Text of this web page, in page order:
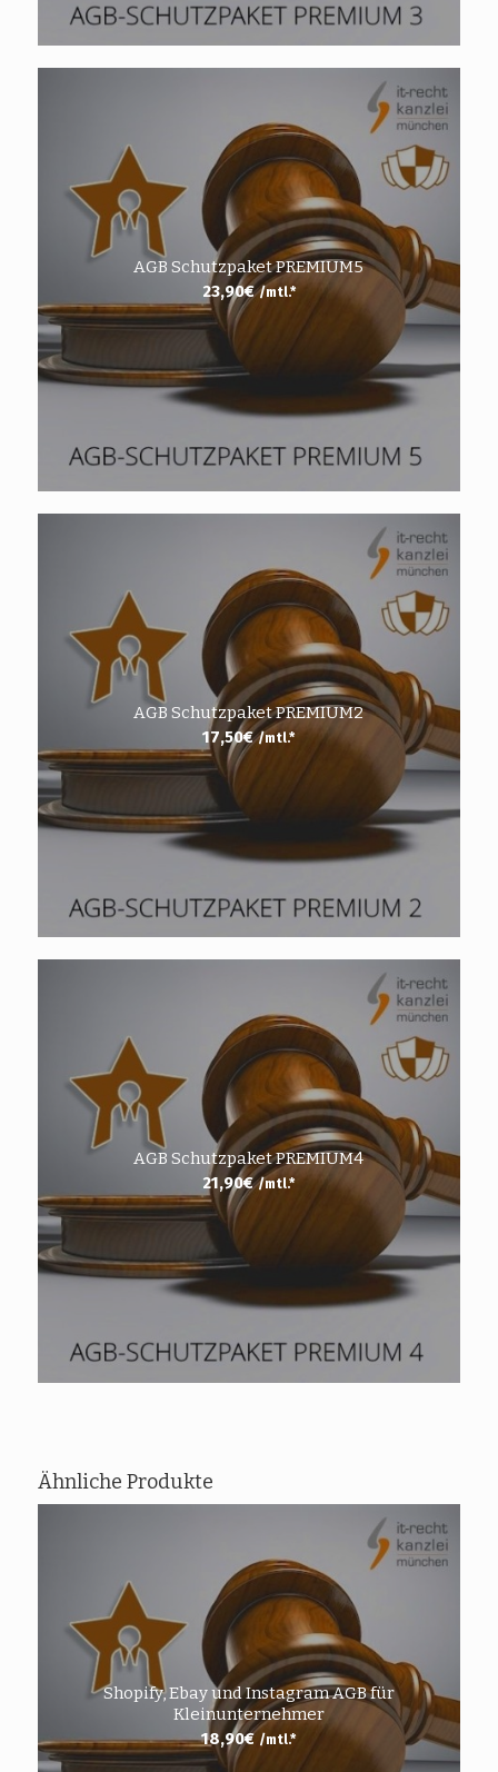
AGB Schutzpaket PREMIUM5
23,90€ /mtl.*
AGB Schutzpaket PREMIUM2
17,50€ /mtl.*
AGB Schutzpaket PREMIUM4
21,90€ /mtl.*
Ähnliche Produkte
Shopify, Ebay und Instagram AGB für
Kleinunternehmer
18,90€ /mtl.*